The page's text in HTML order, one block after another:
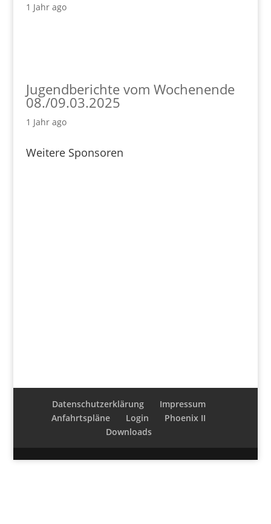
1 Jahr ago
Jugendberichte vom Wochenende
08./09.03.2025
1 Jahr ago
Weitere Sponsoren
Datenschutzerklärung
Impressum
Anfahrtspläne
Login
Phoenix II
Downloads